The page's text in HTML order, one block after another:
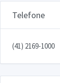
Telefone
(41) 2169-1000